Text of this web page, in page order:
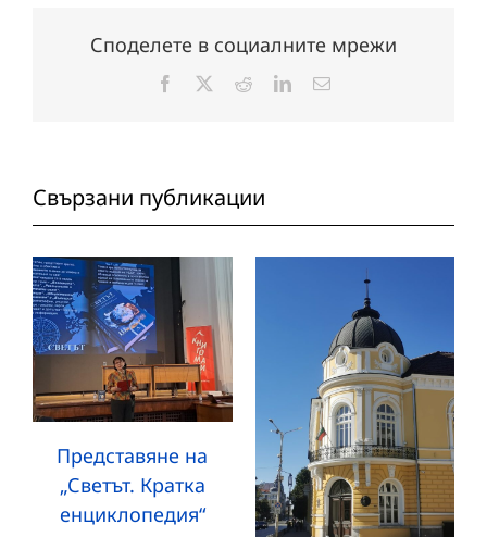
Споделете в социалните мрежи
Facebook RedditLinkedInЕлектронна
Свързани публикации
Представяне на
„Светът. Кратка
енциклопедия“